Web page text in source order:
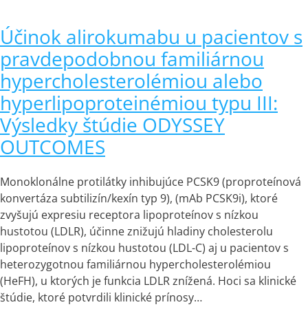
Účinok alirokumabu u pacientov s
pravdepodobnou familiárnou
hypercholesterolémiou alebo
hyperlipoproteinémiou typu III:
Výsledky štúdie ODYSSEY
OUTCOMES
Monoklonálne protilátky inhibujúce PCSK9 (proproteínová
konvertáza subtilizín/kexín typ 9), (mAb PCSK9i), ktoré
zvyšujú expresiu receptora lipoproteínov s nízkou
hustotou (LDLR), účinne znižujú hladiny cholesterolu
lipoproteínov s nízkou hustotou (LDL-C) aj u pacientov s
heterozygotnou familiárnou hypercholesterolémiou
(HeFH), u ktorých je funkcia LDLR znížená. Hoci sa klinické
štúdie, ktoré potvrdili klinické prínosy…